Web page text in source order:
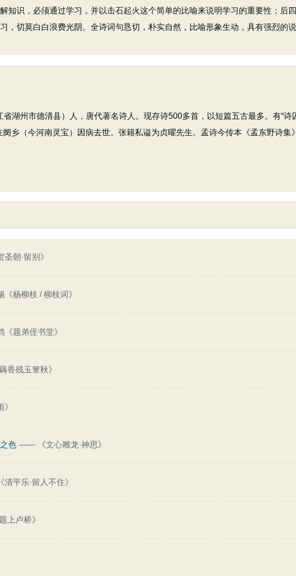
知识，必须通过学习，并以击石起火这个简单的比喻来说明学习的重要性；后
，切莫白白浪费光阴。全诗词句恳切，朴实自然，比喻形象生动，具有强烈的说
湖州市德清县）人，唐代著名诗人。现存诗500多首，以短篇五古最多。有“诗
乡（今河南灵宝）因病去世。张籍私谥为贞曜先生。孟诗今传本《孟东野诗集
朝·留别》
《杨柳枝 / 柳枝词》
《题弟侄书堂》
香残玉簟秋》
色 —— 《文心雕龙·神思》
清平乐·留人不住》
上卢桥》